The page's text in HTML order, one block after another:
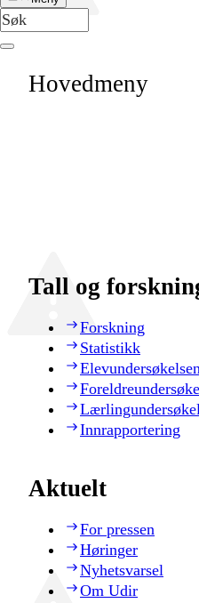
Hovedmeny
Tall og
Forskning
Statistikk
Elevundersøkelsen
Innrapportering
Aktuelt
For pressen
Høringer
Nyhetsvarsel
Om Udir